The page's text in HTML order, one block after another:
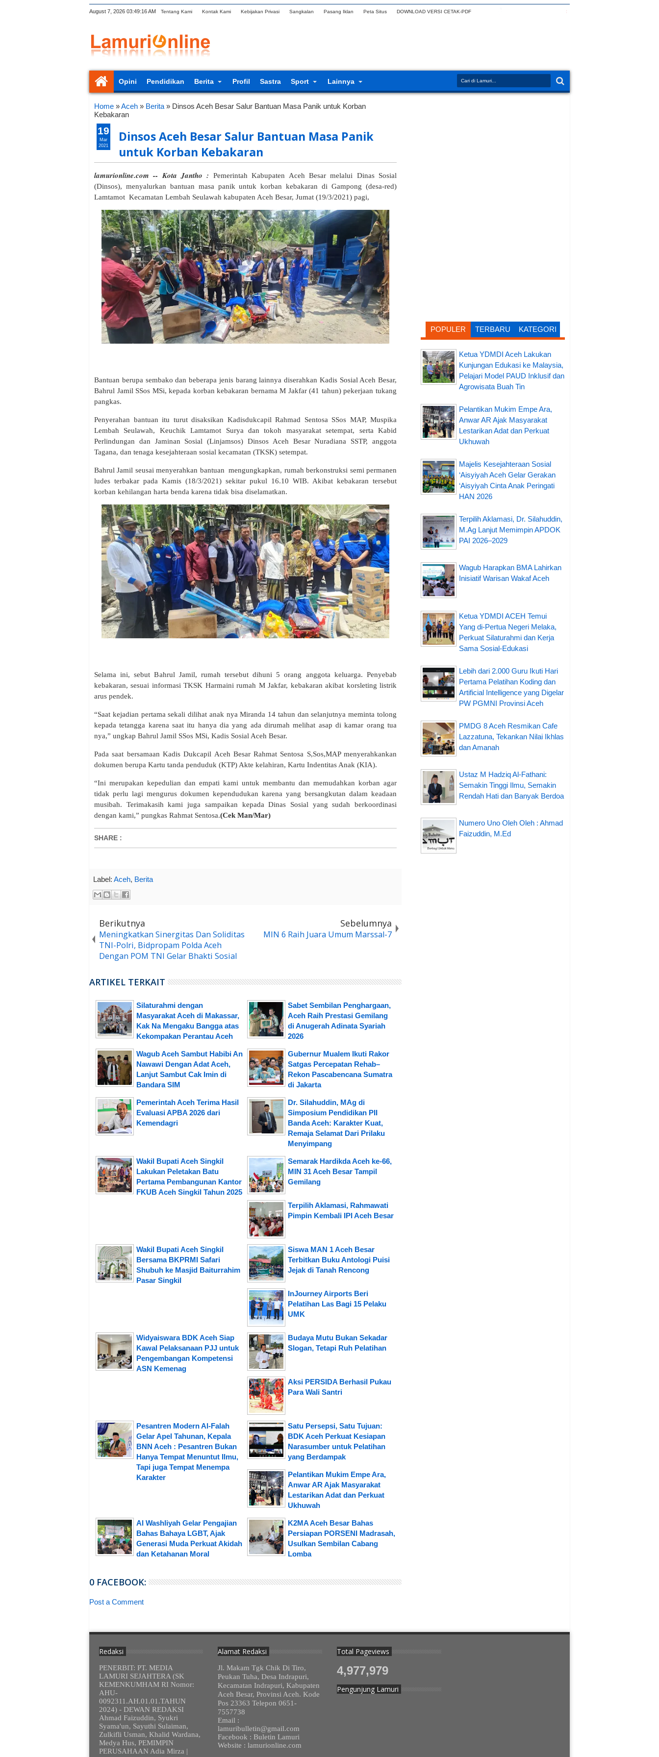
August 7, 2026 03:49:17 AM Tentang Kami Kontak Kami Kebijakan Privasi Sangkalan Pasang Iklan Peta Situs DOWNLOAD VERSI CETAK-PDF
Opini Pendidikan Berita Profil Sastra Sport Lainnya
Home »Aceh » Berita » Dinsos Aceh Besar Salur Bantuan Masa Panik untuk Korban
Kebakaran
Dinsos Aceh Besar Salur Bantuan Masa Panik
untuk Korban Kebakaran
lamurionline.com -- Kota Jantho : Pemerintah Kabupaten Aceh Besar melalui Dinas Sosial
(Dinsos), menyalurkan bantuan masa panik untuk korban kebakaran di Gampong (desa-red)
Lamtamot Kecamatan Lembah Seulawah kabupaten Aceh Besar, Jumat (19/3/2021) pagi,
Bantuan berupa sembako dan beberapa jenis barang lainnya diserahkan Kadis Sosial Aceh Besar,
Bahrul Jamil SSos MSi, kepada korban kebakaran bernama M Jakfar (41 tahun) pekerjaan tukang
pangkas.
Penyerahan bantuan itu turut disaksikan Kadisdukcapil Rahmad Sentosa SSos MAP, Muspika
Lembah Seulawah, Keuchik Lamtamot Surya dan tokoh masyarakat setempat, serta Kabid
Perlindungan dan Jaminan Sosial (Linjamsos) Dinsos Aceh Besar Nuradiana SSTP, anggota
Tagana, dan tenaga kesejahteraan sosial kecamatan (TKSK) setempat.
Bahrul Jamil seusai menyerahkan bantuan mengungkapkan, rumah berkonstruksi semi permanen
ludes terbakar pada Kamis (18/3/2021) sekitar pukul 16.10 WIB. Akibat kebakaran tersebut
korban kehilangan harta benda karena tidak bisa diselamatkan.
Selama ini, sebut Bahrul Jamil, rumah tersebut dihuni 5 orang anggota keluarga. Penyebab
kebakaran, sesuai informasi TKSK Harmaini rumah M Jakfar, kebakaran akibat korsleting listrik
arus pendek.
“Saat kejadian pertama sekali dilihat anak nya Miranda 14 tahun dan selanjutnya meminta tolong
kepada tetangga karena saat itu hanya dia yang ada dirumah melihat asap di kamar orang tua
nya,” ungkap Bahrul Jamil SSos MSi, Kadis Sosial Aceh Besar.
Pada saat bersamaan Kadis Dukcapil Aceh Besar Rahmat Sentosa S,Sos,MAP menyerahkankan
dokumen berupa Kartu tanda penduduk (KTP) Akte kelahiran, Kartu Indentitas Anak (KIA).
“Ini merupakan kepedulian dan empati kami untuk membantu dan memudahkan korban agar
tidak perlu lagi mengurus dokumen kependudukan karena yang bersangkutan dalam keadaan
musibah. Terimakasih kami juga sampaikan kepada Dinas Sosial yang sudah berkoordinasi
dengan kami,” pungkas Rahmat Sentosa.(Cek Man/Mar)
SHARE :
19
Mar
2021
Label: Aceh, Berita
Berikutnya
Meningkatkan Sinergitas Dan Soliditas
TNI-Polri, Bidpropam Polda Aceh
Dengan POM TNI Gelar Bhakti Sosial
Sebelumnya
MIN 6 Raih Juara Umum Marssal-7
ARTIKEL TERKAIT
Silaturahmi dengan
Masyarakat Aceh di Makassar,
Kak Na Mengaku Bangga atas
Kekompakan Perantau Aceh
Sabet Sembilan Penghargaan,
Aceh Raih Prestasi Gemilang
di Anugerah Adinata Syariah
2026
Wagub Aceh Sambut Habibi An
Nawawi Dengan Adat Aceh,
Lanjut Sambut Cak Imin di
Bandara SIM
Gubernur Mualem Ikuti Rakor
Satgas Percepatan Rehab–
Rekon Pascabencana Sumatra
di Jakarta
Pemerintah Aceh Terima Hasil
Evaluasi APBA 2026 dari
Kemendagri
Dr. Silahuddin, MAg di
Simposium Pendidikan PII
Banda Aceh: Karakter Kuat,
Remaja Selamat Dari Prilaku
Menyimpang
Wakil Bupati Aceh Singkil
Lakukan Peletakan Batu
Pertama Pembangunan Kantor
FKUB Aceh Singkil Tahun 2025
Semarak Hardikda Aceh ke-66,
MIN 31 Aceh Besar Tampil
Gemilang
Terpilih Aklamasi, Rahmawati
Pimpin Kembali IPI Aceh Besar
Wakil Bupati Aceh Singkil
Bersama BKPRMI Safari
Shubuh ke Masjid Baiturrahim
Pasar Singkil
Siswa MAN 1 Aceh Besar
Terbitkan Buku Antologi Puisi
Jejak di Tanah Rencong
InJourney Airports Beri
Pelatihan Las Bagi 15 Pelaku
UMK
Widyaiswara BDK Aceh Siap
Kawal Pelaksanaan PJJ untuk
Pengembangan Kompetensi
ASN Kemenag
Budaya Mutu Bukan Sekadar
Slogan, Tetapi Ruh Pelatihan
Aksi PERSIDA Berhasil Pukau
Para Wali Santri
Pesantren Modern Al-Falah
Gelar Apel Tahunan, Kepala
BNN Aceh : Pesantren Bukan
Hanya Tempat Menuntut Ilmu,
Tapi juga Tempat Menempa
Karakter
Satu Persepsi, Satu Tujuan:
BDK Aceh Perkuat Kesiapan
Narasumber untuk Pelatihan
yang Berdampak
Pelantikan Mukim Empe Ara,
Anwar AR Ajak Masyarakat
Lestarikan Adat dan Perkuat
Ukhuwah
Al Washliyah Gelar Pengajian
Bahas Bahaya LGBT, Ajak
Generasi Muda Perkuat Akidah
dan Ketahanan Moral
K2MA Aceh Besar Bahas
Persiapan PORSENI Madrasah,
Usulkan Sembilan Cabang
Lomba
0 FACEBOOK:
Post a Comment
POPULER TERBARU KATEGORI
Ketua YDMDI Aceh Lakukan
Kunjungan Edukasi ke Malaysia,
Pelajari Model PAUD Inklusif dan
Agrowisata Buah Tin
Pelantikan Mukim Empe Ara,
Anwar AR Ajak Masyarakat
Lestarikan Adat dan Perkuat
Ukhuwah
Majelis Kesejahteraan Sosial
‘Aisyiyah Aceh Gelar Gerakan
‘Aisyiyah Cinta Anak Peringati
HAN 2026
Terpilih Aklamasi, Dr. Silahuddin,
M.Ag Lanjut Memimpin APDOK
PAI 2026–2029
Wagub Harapkan BMA Lahirkan
Inisiatif Warisan Wakaf Aceh
Ketua YDMDI ACEH Temui
Yang di-Pertua Negeri Melaka,
Perkuat Silaturahmi dan Kerja
Sama Sosial-Edukasi
Lebih dari 2.000 Guru Ikuti Hari
Pertama Pelatihan Koding dan
Artificial Intelligence yang Digelar
PW PGMNI Provinsi Aceh
PMDG 8 Aceh Resmikan Cafe
Lazzatuna, Tekankan Nilai Ikhlas
dan Amanah
Ustaz M Hadziq Al-Fathani:
Semakin Tinggi Ilmu, Semakin
Rendah Hati dan Banyak Berdoa
Numero Uno Oleh Oleh : Ahmad
Faizuddin, M.Ed
Redaksi
PENERBIT: PT. MEDIA
LAMURI SEJAHTERA (SK
KEMENKUMHAM RI Nomor:
AHU-
0092311.AH.01.01.TAHUN
2024) - DEWAN REDAKSI
Ahmad Faizuddin, Syukri
Syama'un, Sayuthi Sulaiman,
Zulkifli Usman, Khalid Wardana,
Medya Hus, PEMIMPIN
PERUSAHAAN Adia Mirza |
Alamat Redaksi
Jl. Makam Tgk Chik Di Tiro,
Peukan Tuha, Desa Indrapuri,
Kecamatan Indrapuri, Kabupaten
Aceh Besar, Provinsi Aceh. Kode
Pos 23363 Telepon 0651-
7557738
Email :
lamuribulletin@gmail.com
Facebook : Buletin Lamuri
Website : lamurionline.com
Total Pageviews
4,977,979
Pengunjung Lamuri